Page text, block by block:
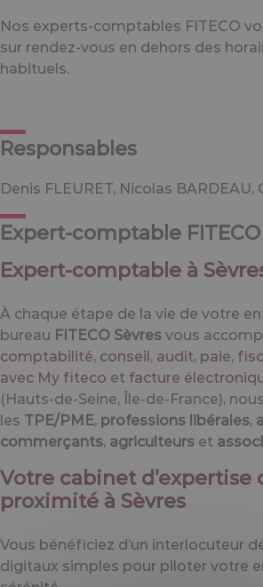
Nos experts-comptables FITECO
sur rendez-vous en dehors des
habituels.
Responsables
Denis FLEURET, Nicolas BARDEAU,
Expert-comptable
Expert-comptable à
À chaque étape de la vie de votre
bureau FITECO Sèvres vous
comptabilité, conseil , audit, paie,
avec My fiteco et facture
(Hauts-de-Seine, Île-de-France),
les TPE/PME, professions libérales,
commerçants, agriculteurs et
Votre cabinet
proximité à Sèvres
Vous bénéficiez d’un interlocuteur
digitaux simples pour piloter votre